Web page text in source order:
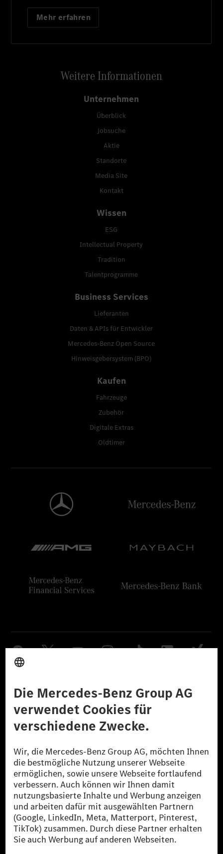
Mehr erfahren
Weitere Informationen
Unternehmen
Überblick
Jobsuche
Aktie
Standorte
Media Site
Kontakt
Wissen
ESG
Intellectual Property
Tradition
Talentprogramme
Business Services
Lieferanten
Daten & APIs für Entwickler
Mercedes-Benz Open Source
Hinweisgebersystem (BPO)
Kaufen
Fahrzeuge
Zubehör
Digitale Extras
Oldtimer
Datenschutz Lizenzhinweise Dritter Barrierefreiheit
© 2026 Mercedes-Benz Group AG. Alle Rechte vorbehalten.
[1] Bilanziell CO₂-neutral bedeutet, dass nicht vermiedene oder nicht
reduzierte CO₂-Emissionen bei der Mercedes-Benz Group durch
zertifizierte Ausgleichsprojekte kompensiert werden.
[2] Renewable Charging ist ein integraler Bestandteil von MB.CHARGE
Public in Europa, den USA, Kanada und China. Sofern an der jeweiligen
Ladestation noch kein Strom aus erneuerbaren Energien vorliegt,
verwendet Renewable Charging Grünstromzertifikate*. Diese stellen
sicher, dass für Ladevorgänge über MB.CHARGE Public eine äquivalente
Strommenge aus erneuerbaren Energien ins Stromnetz eingespeist wird.